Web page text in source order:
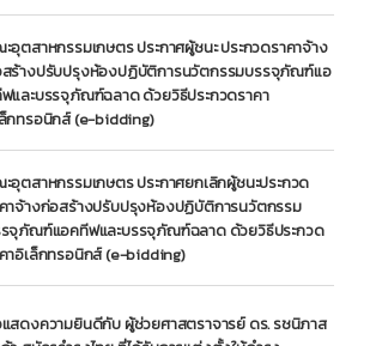
อุตสาหกรรมเกษตร ประกาศผู้ชนะ ประกวดราคาจ้าง
ร้างปรับปรุงห้องปฏิบัติการนวัตกรรมบรรจุภัณฑ์แอ
และบรรจุภัณฑ์ฉลาด ด้วยวิธีประกวดราคา
กทรอนิกส์ (e-bidding)
อุตสาหกรรมเกษตร ประกาศยกเลิกผู้ชนะประกวด
าจ้างก่อสร้างปรับปรุงห้องปฏิบัติการนวัตกรรม
จุภัณฑ์แอคทีฟและบรรจุภัณฑ์ฉลาด ด้วยวิธีประกวด
าอิเล็กทรอนิกส์ (e-bidding)
สดงความยินดีกับ ผู้ช่วยศาสตราจารย์ ดร. รชนิภาส